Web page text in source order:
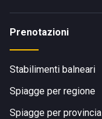
Prenotazioni
Stabilimenti balneari
Spiagge per regione
Spiagge per provincia